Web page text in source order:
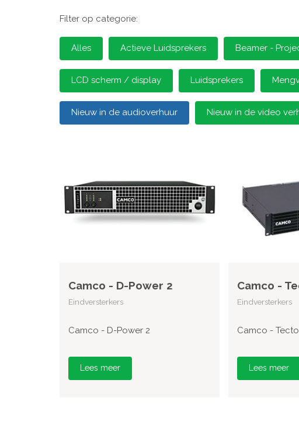
Filter op categorie:
Alles Actieve Luidsprekers Beamer -
LCD scherm / display Luidsprekers
Nieuw in de audioverhuur Nieuw in de video
Camco - D-Power 2
Eindversterkers
Camco - D-Power 2
Lees meer
Camco -
Eindversterkers
Camco -
Lees meer